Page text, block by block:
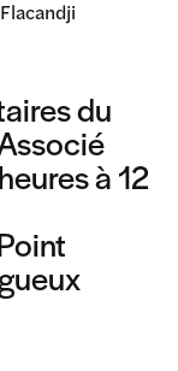
du
à 12